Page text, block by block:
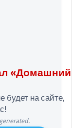
«Домашний
будет на сайте,